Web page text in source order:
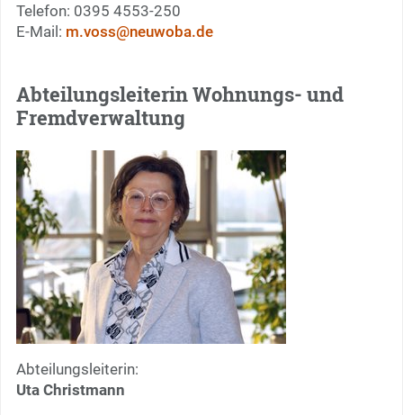
Telefon: 0395 4553-250
E-Mail: m.voss@neuwoba.de
Abteilungsleiterin Wohnungs- und
Fremdverwaltung
Abteilungsleiterin:
Uta Christmann